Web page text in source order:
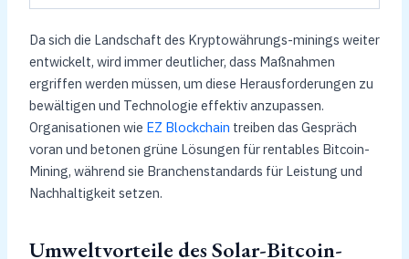
Da sich die Landschaft des Kryptowährungs-minings weiter
entwickelt, wird immer deutlicher, dass Maßnahmen
ergriffen werden müssen, um diese Herausforderungen zu
bewältigen und Technologie effektiv anzupassen.
Organisationen wie EZ Blockchain treiben das Gespräch
voran und betonen grüne Lösungen für rentables Bitcoin-
Mining, während sie Branchenstandards für Leistung und
Nachhaltigkeit setzen.
Umweltvorteile des Solar-Bitcoin-